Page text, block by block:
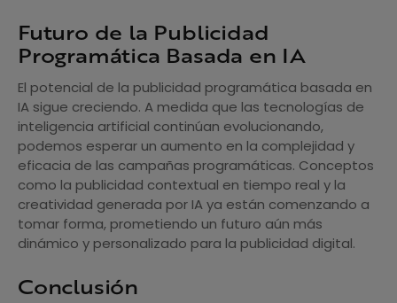
Futuro de la Publicidad
Programática Basada en IA
El potencial de la publicidad programática basada en
IA sigue creciendo. A medida que las tecnologías de
inteligencia artificial continúan evolucionando,
podemos esperar un aumento en la complejidad y
eficacia de las campañas programáticas. Conceptos
como la publicidad contextual en tiempo real y la
creatividad generada por IA ya están comenzando a
tomar forma, prometiendo un futuro aún más
dinámico y personalizado para la publicidad digital.
Conclusión